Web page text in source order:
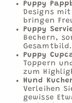
Puppy
Designs mit
bringen
Puppy
Bechern,
Gesamtbild.
Puppy
Toppern
zum
Hund
Verleihen
gewisse